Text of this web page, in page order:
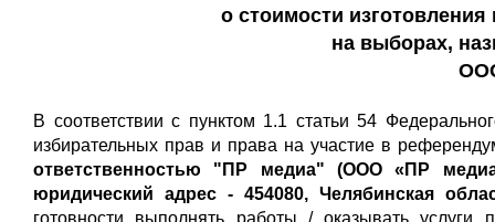
о стоимости
на выборах,
В соответствии с пунктом 1.1 статьи 54
избирательных прав и права на участие в
ответственностью "ПР медиа" (ООО «ПР
юридический адрес - 454080, Челябинская
готовности выполнять работы / оказывать